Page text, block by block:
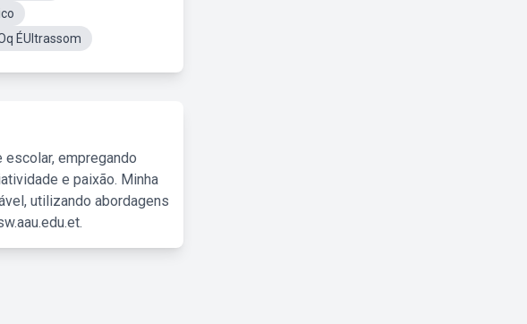
ÉUltrassom
empregando
e paixão. Minha
utilizando abordagens